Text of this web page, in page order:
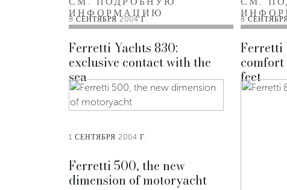
8 СЕНТЯБРЯ 2004 Г.
Ferretti Yachts 830:
exclusive contact with the
sea
ИНФОРМАЦИЮ
8
Ferretti
feet
1 СЕНТЯБРЯ 2004 Г.
Ferretti 500, the new
dimension of motoryacht